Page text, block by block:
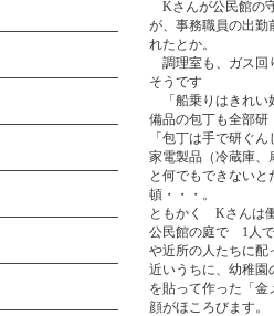
Kさんが公民館の
が、事務職員の出勤
れたとか。
調理室も、ガス回
そうです
「船乗りはきれい
備品の包丁も全部研
「包丁は手で研ぐ
家電製品（冷蔵庫、
と何でもできない
頓・・・。
ともかく Kさんは
公民館の庭で 1人で
や近所の人たちに配
近いうちに、幼稚園
を貼って作った「
顔がほころびます。